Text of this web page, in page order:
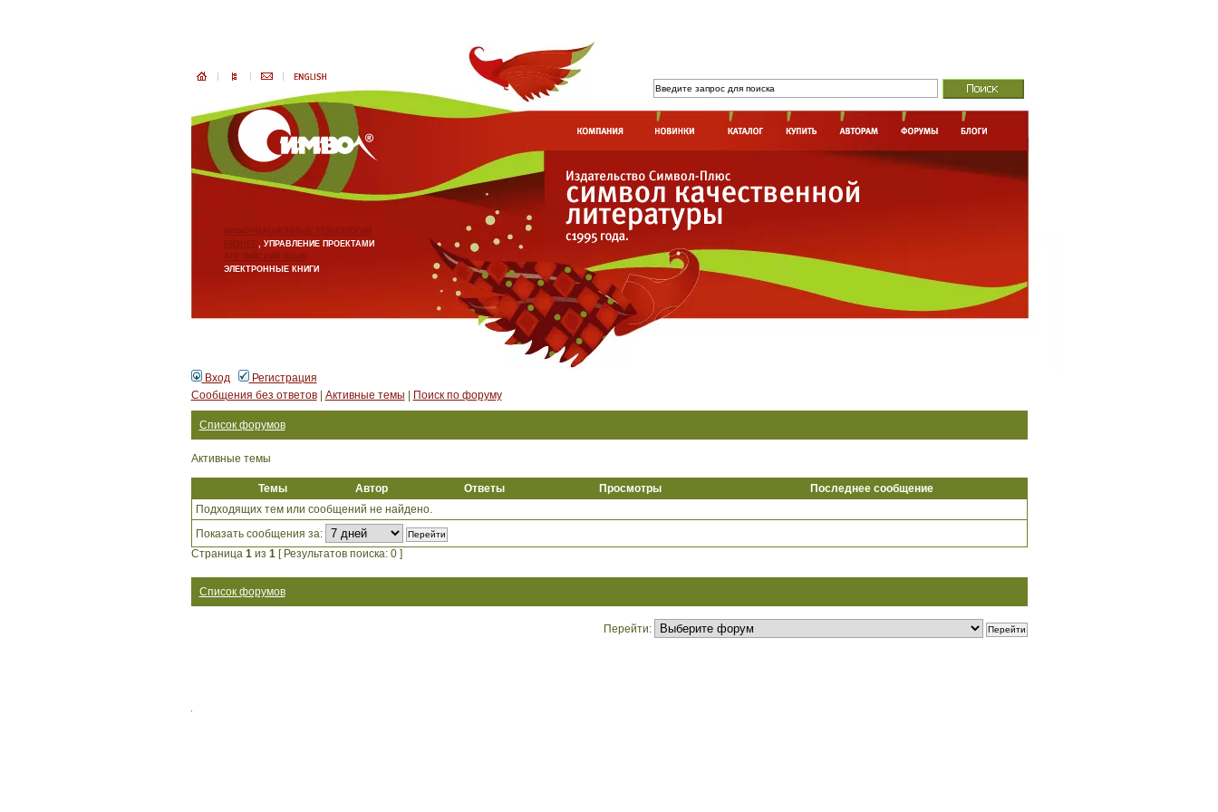
ИНФОРМАЦИОННЫЕ ТЕХНОЛОГИИ
БИЗНЕС, УПРАВЛЕНИЕ ПРОЕКТАМИ
АНГЛИЙСКИЙ ЯЗЫК
ЭЛЕКТРОННЫЕ КНИГИ
Вход
Регистрация
Сообщения без ответов| Активные темы Поиск по форуму
Список форумов
Активные темы
Темы Автор Ответы Просмотры
Последнее сообщение
Подходящих тем или сообщений не найдено.
Показать сообщения за:
Страница 1из 1[ Результатов поиска: 0 ]
Список форумов
Перейти: